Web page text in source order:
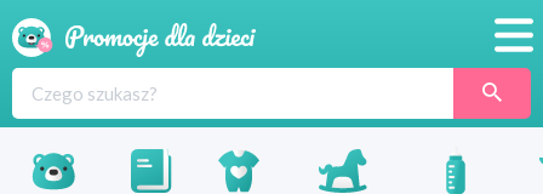
Produkty